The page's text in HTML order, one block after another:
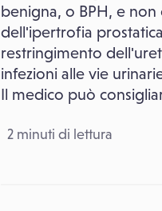
benigna, o BPH, e
dell'ipertrofia
restringimento
infezioni alle vie
Il medico può
2 minuti di lettura